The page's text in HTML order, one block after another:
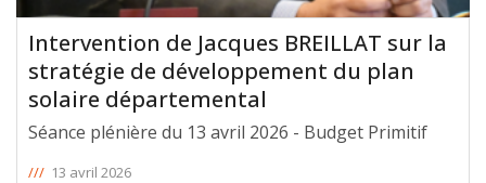
Intervention de Jacques BREILLAT sur la
stratégie de développement du plan
solaire départemental
Séance plénière du 13 avril 2026 - Budget Primitif
/// 13 avril 2026